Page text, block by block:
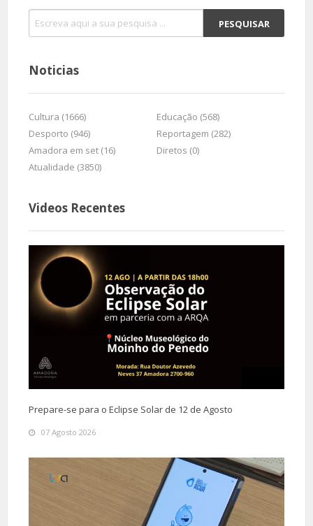
Noticias
Cultura (1666)
Educação (568)
Desporto (946)
Reportagem (282)
Amadora em set (16)
Diretos (0)
Atualidade (3850)
Videos Recentes
Prepare-se para o Eclipse Solar de 12 de Agosto
07 Agosto 2026